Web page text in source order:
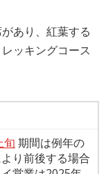
あり、紅葉する
ッキングコース
旬 期間は例年の
り前後する場合